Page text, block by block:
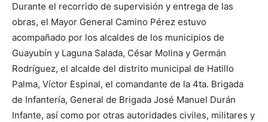
Durante el recorrido de supervisión y entrega de las
obras, el Mayor General Camino Pérez estuvo
acompañado por los alcaldes de los municipios de
Guayubín y Laguna Salada, César Molina y Germán
Rodríguez, el alcalde del distrito municipal de Hatillo
Palma, Víctor Espinal, el comandante de la 4ta. Brigada
de Infantería, General de Brigada José Manuel Durán
Infante, así como por otras autoridades civiles, militares y